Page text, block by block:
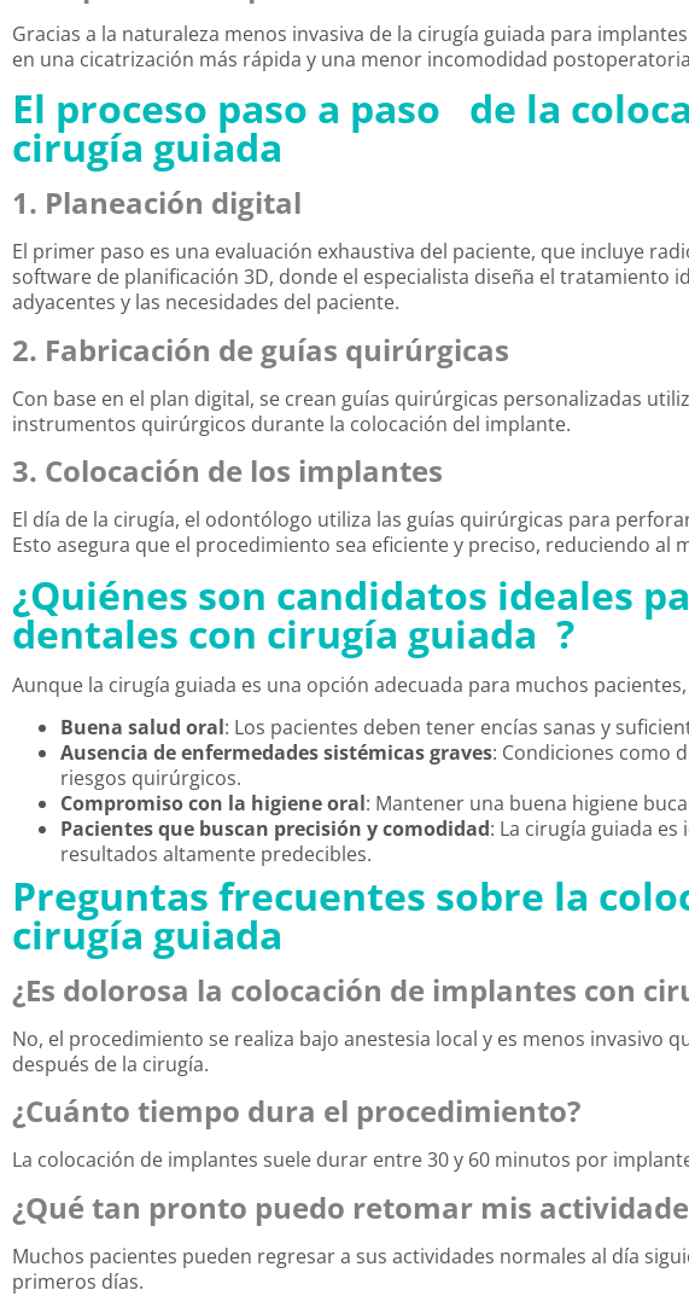
Gracias a la naturaleza menos invasiva de la cirugía guiada para
en una cicatrización más rápida y una menor incomodidad
El proceso paso a paso de la
cirugía guiada
1. Planeación digital
El primer paso es una evaluación exhaustiva del paciente, que incluye
software de planificación 3D, donde el especialista diseña el tratamiento
adyacentes y las necesidades del paciente.
2. Fabricación de guías quirúrgicas
Con base en el plan digital, se crean guías quirúrgicas personalizadas
instrumentos quirúrgicos durante la colocación del implante.
3. Colocación de los implantes
El día de la cirugía, el odontólogo utiliza las guías quirúrgicas para
Esto asegura que el procedimiento sea eficiente y preciso, reduciendo al
¿Quiénes son candidatos ideales
dentales con cirugía guiada ?
Aunque la cirugía guiada es una opción adecuada para muchos
Buena salud oral: Los pacientes deben tener encías sanas y
Ausencia de enfermedades sistémicas graves: Condiciones como
riesgos quirúrgicos.
Compromiso con la higiene oral: Mantener una buena higiene
Pacientes que buscan precisión y comodidad: La cirugía guiada
resultados altamente predecibles.
Preguntas frecuentes sobre la
cirugía guiada
¿Es dolorosa la colocación de implantes con
No, el procedimiento se realiza bajo anestesia local y es menos
después de la cirugía.
¿Cuánto tiempo dura el procedimiento?
La colocación de implantes suele durar entre 30 y 60 minutos por
¿Qué tan pronto puedo retomar mis
Muchos pacientes pueden regresar a sus actividades normales al día
primeros días.